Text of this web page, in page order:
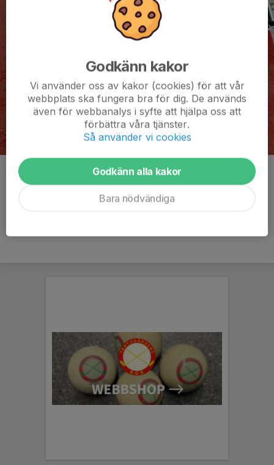
Kommentarer
Godkänn kakor
Vi använder oss av kakor (cookies) för att vår
webbplats ska fungera bra för dig. De används
även för webbanalys i syfte att hjälpa oss att
förbättra våra tjänster.
Så använder vi cookies
Godkänn alla kakor
Bara nödvändiga